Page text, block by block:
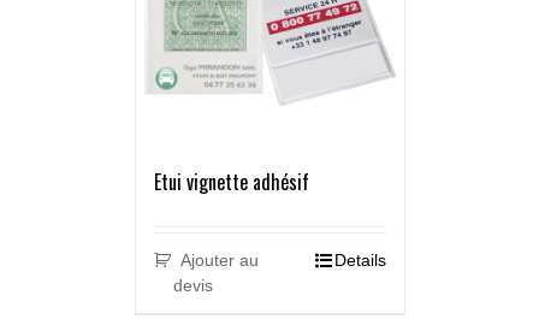
Etui vignette adhésif
Ajouter au
devis
Details